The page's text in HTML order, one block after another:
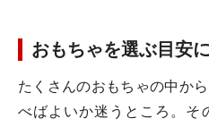
おもちゃを選ぶ目安
たくさんのおもちゃの中か
べばよいか迷うところ。そ